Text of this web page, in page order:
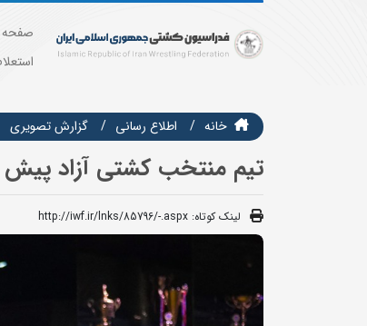
خانه اطلاع رسانی گزارش تصويري
تیم منتخب کشتی آزاد پیش
لینک کوتاه: http://iwf.ir/lnks/85796/-.aspx